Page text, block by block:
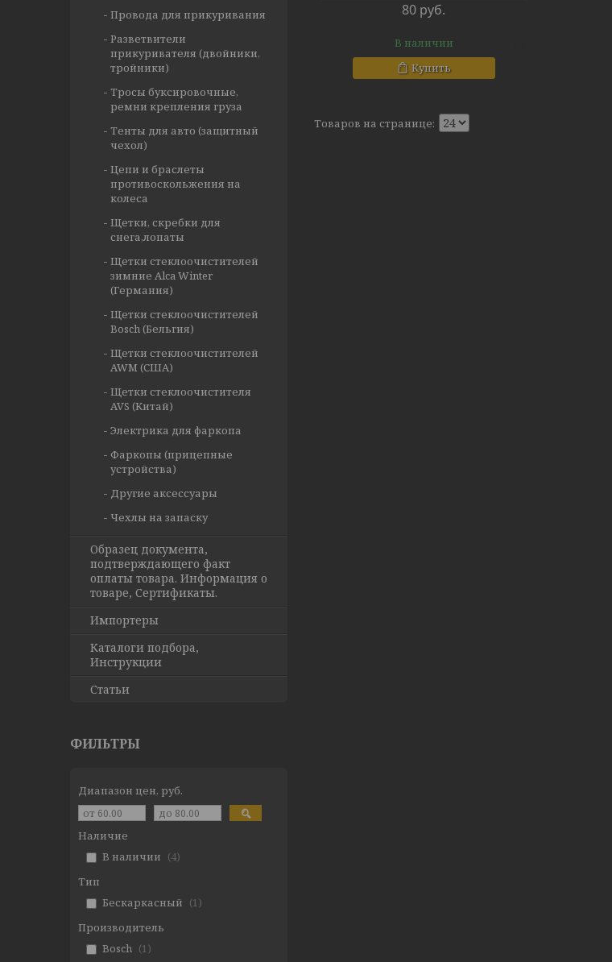
80 руб.
В наличии
Купить
Провода для прикуривания
Разветвители
прикуривателя (двойники,
тройники)
Тросы буксировочные,
ремни крепления груза
Тенты для авто (защитный
чехол)
Цепи и браслеты
противоскольжения на
колеса
Щетки, скребки для
снега,лопаты
Щетки стеклоочистителей
зимние Alca Winter
(Германия)
Щетки стеклоочистителей
Bosch (Бельгия)
Щетки стеклоочистителей
AWM (США)
Щетки стеклоочистителя
AVS (Китай)
Электрика для фаркопа
Фаркопы (прицепные
устройства)
Другие аксессуары
Чехлы на запаску
Образец документа,
подтверждающего факт
оплаты товара. Информация о
товаре, Сертификаты.
Импортеры
Каталоги подбора,
Инструкции
Статьи
ФИЛЬТРЫ
Диапазон цен, руб.
Наличие
В наличии
4
Тип
Бескаркасный
1
Производитель
Bosch
1